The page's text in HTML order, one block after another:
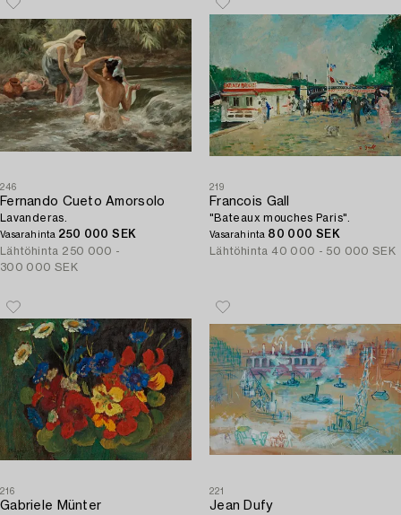
246
Fernando Cueto Amorsolo
Lavanderas.
Vasarahinta 250 000 SEK
Lähtöhinta 250 000 -
300 000 SEK
219
Francois Gall
"Bateaux mouches Paris".
Vasarahinta 80 000 SEK
Lähtöhinta 40 000 - 50 000 SEK
216
Gabriele Münter
221
Jean Dufy